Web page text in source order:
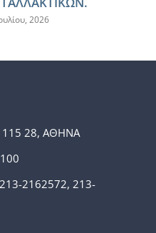
2026
115 28, ΑΘΗΝΑ
2162572, 213-